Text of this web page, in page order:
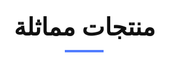
منتجات مماثلة